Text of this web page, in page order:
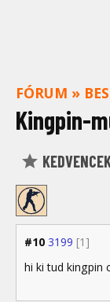
FÓRUM »
Kingpin-
#10 3199 [1]
hi ki tud kingpin